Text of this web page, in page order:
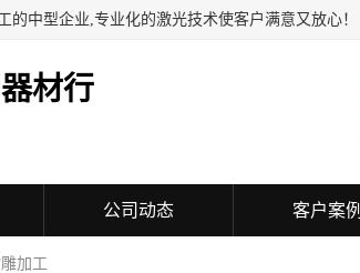
中型企业,专业化的激光技术使客户满意又放心！
材行
公司动态 客户案例
加工